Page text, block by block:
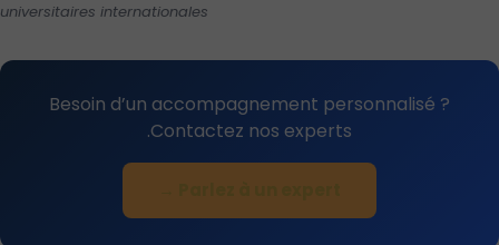
universitaires internationales
Besoin d’un accompagnement personnalisé ?
Contactez nos experts.